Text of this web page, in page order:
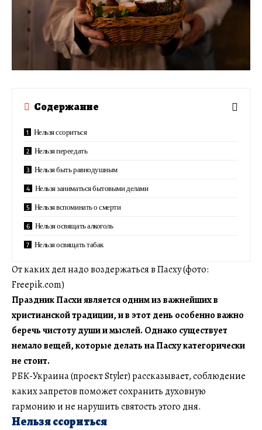
Содержание
Нельзя ссориться
Нельзя переедать
Нельзя быть равнодушным
Нельзя заниматься бытовыми делами
Нельзя вспоминать о смерти
Нельзя освящать алкоголь
Нельзя освящать табак
От каких дел надо воздержаться в Пасху (фото:
Freepik.com)
Праздник Пасхи является одним из важнейших в
христианской традиции, и в этот день особенно важно
беречь чистоту души и мыслей. Однако существует
немало вещей, которые делать на Пасху категорически
не стоит.
РБК-Украина (проект Styler) рассказывает, соблюдение
каких запретов поможет сохранить духовную
гармонию и не нарушить святость этого дня.
Нельзя ссориться